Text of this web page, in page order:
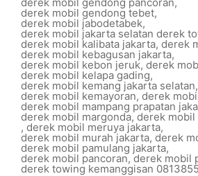
derek mobil gendong tebet,
derek mobil jabodetabek,
derek mobil jakarta selatan derek
derek mobil kalibata jakarta, derek
derek mobil kebagusan jakarta,
derek mobil kebon jeruk, derek
derek mobil kelapa gading,
derek mobil kemang jakarta selatan,
derek mobil kemayoran, derek
derek mobil mampang prapatan
derek mobil margonda,derek
, derek mobil meruya jakarta,
derek mobil murah jakarta, derek
derek mobil pamulang jakarta,
derek mobil pancoran,derek mobil
derek towing kemanggisan